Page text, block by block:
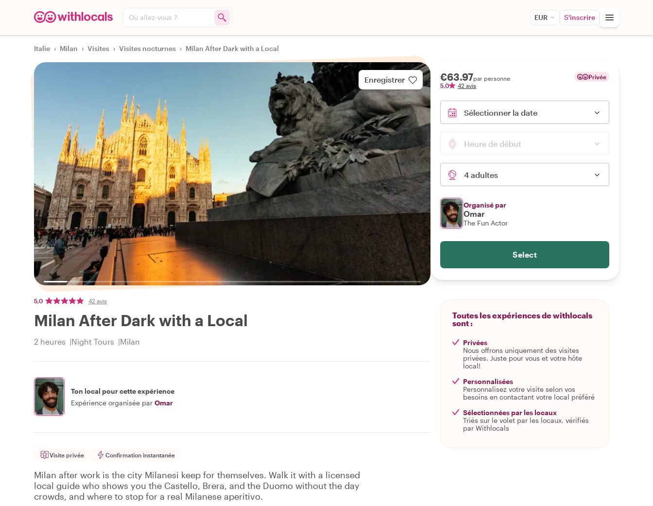
Où allez-vous ? EUR S'inscrire
Italie › Milan › Visites › Visites nocturnes › Milan After Dark with a Local
Enregistrer
5,0 42 avis
Milan After Dark with a Local
2 heures Night Tours Milan
Ton local pour cette expérience
Expérience organisée par Omar
Visite privée Confirmation instantanée
Milan after work is the city Milanesi keep for themselves. Walk it with a licensed
local guide who shows you the Castello, Brera, and the Duomo without the day
crowds, and where to stop for a real Milanese aperitivo.
€63.97par personne
5,0
42 avis
Privée
Sélectionner la date
Heure de début
4 adultes
Organisé par
Omar
The Fun Actor
Select
Toutes les expériences de withlocals
sont :
Privées
Nous offrons uniquement des visites
privées. Juste pour vous et votre hôte
local!
Personnalisées
Personnalisez votre visite selon vos
besoins en contactant votre local préféré
Sélectionnées par les locaux
Triés sur le volet par les locaux, vérifiés
par Withlocals